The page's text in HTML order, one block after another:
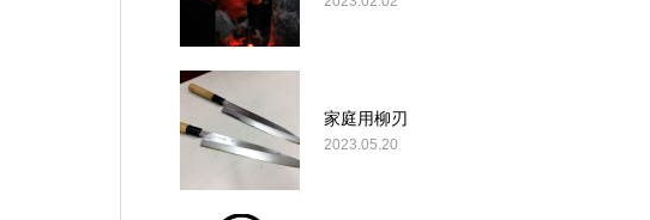
家庭用柳刃
2023.05.20